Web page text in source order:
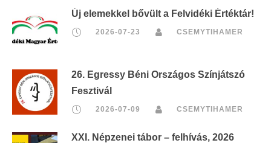
Új elemekkel bővült a Felvidéki Értéktár!
2026-07-23 CSEMYTIHAMER
26. Egressy Béni Országos Színjátszó
Fesztivál
2026-07-09 CSEMYTIHAMER
XXI. Népzenei tábor – felhívás, 2026